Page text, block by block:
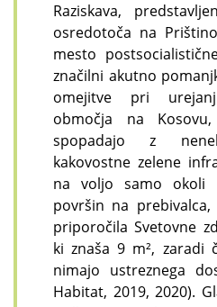
Raziskava,
osredotoča na
mesto
značilni akutno
omejitve pri
območja na
spopadajo z
kakovostne zelene
na voljo samo okoli
površin na
priporočila Svetovne
ki znaša 9 m², zaradi
nimajo ustreznega
Habitat, 2019, 2020).